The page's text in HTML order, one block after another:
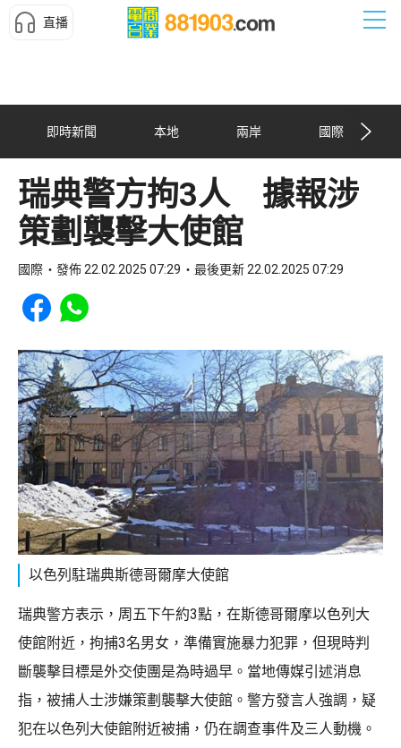
直播
即時新聞 本地 兩岸 國際
瑞典警方拘3人 據報涉
策劃襲擊大使館
國際 發佈 22.02.2025 07:29 最後更新 22.02.2025 07:29
Share to Facebook
Share to WhatsApp
以色列駐瑞典斯德哥爾摩大使館
瑞典警方表示，周五下午約3點，在斯德哥爾摩以色列大
使館附近，拘捕3名男女，準備實施暴力犯罪，但現時判
斷襲擊目標是外交使團是為時過早。當地傳媒引述消息
指，被捕人士涉嫌策劃襲擊大使館。警方發言人強調，疑
犯在以色列大使館附近被捕，仍在調查事件及三人動機。